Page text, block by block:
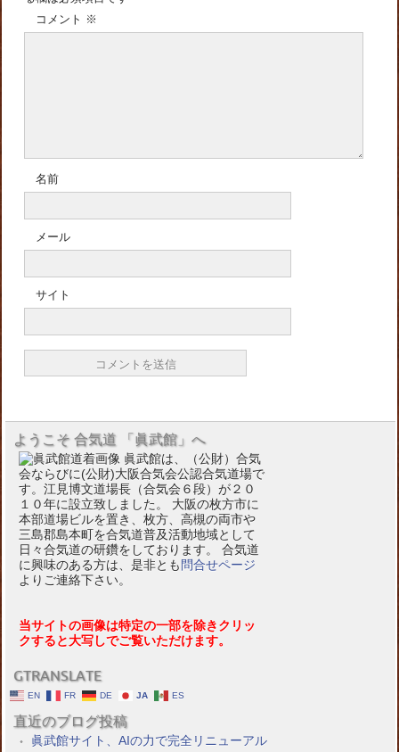
コメント ※
名前
メール
サイト
ようこそ 合気道 「眞武館」へ
眞武館は、（公財）合気
会ならびに(公財)大阪合気会公認合気道場で
す。江見博文道場長（合気会６段）が２０
１０年に設立致しました。 大阪の枚方市に
本部道場ビルを置き、枚方、高槻の両市や
三島郡島本町を合気道普及活動地域として
日々合気道の研鑽をしております。 合気道
に興味のある方は、是非とも 問合せページ
よりご連絡下さい。
当サイトの画像は特定の一部を除きクリッ
クすると大写しでご覧いただけます。
GTRANSLATE
EN FR DE JA ES
直近のブログ投稿
眞武館サイト、AIの力で完全リニューアル